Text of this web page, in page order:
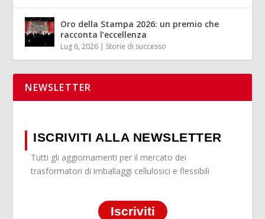
Oro della Stampa 2026: un premio che
racconta l’eccellenza
Lug 6, 2026 | Storie di successo
NEWSLETTER
ISCRIVITI ALLA NEWSLETTER
Tutti gli aggiornamenti per il mercato dei
trasformatori di imballaggi cellulosici e flessibili
Iscriviti